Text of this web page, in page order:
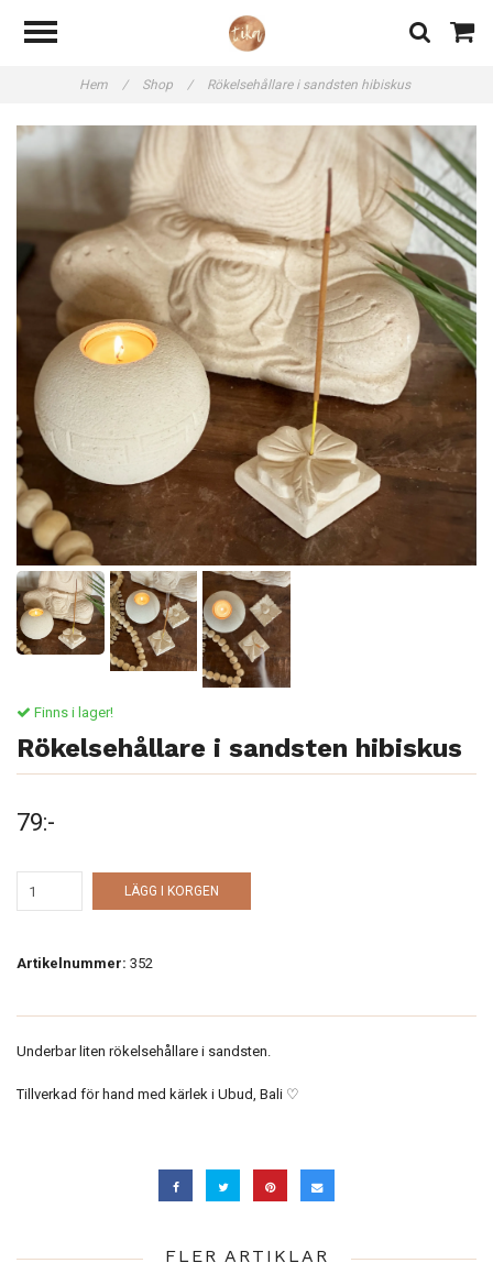
Hem / Shop / Rökelsehållare i sandsten hibiskus
Finns i lager!
Rökelsehållare i sandsten hibiskus
79:-
LÄGG I KORGEN
Artikelnummer: 352
Underbar liten rökelsehållare i sandsten.
Tillverkad för hand med kärlek i Ubud, Bali ♡
FLER ARTIKLAR